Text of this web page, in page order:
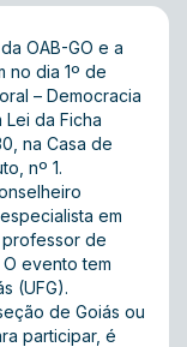
OAB-GO e a
no dia 1º de
– Democracia
da Ficha
na Casa de
nº 1.
em
professor de
evento tem
(UFG).
de Goiás ou
participar, é